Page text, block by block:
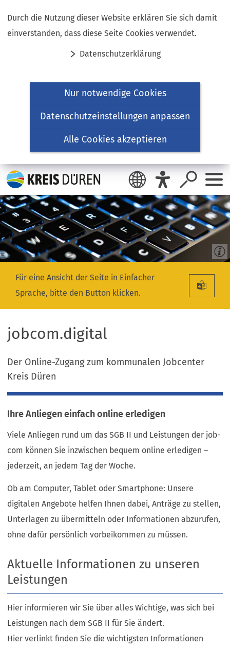
Durch die Nutzung dieser Website erklären Sie sich damit
einverstanden, dass diese Seite Cookies verwendet.
Datenschutzerklärung
Nur notwendige Cookies
Datenschutzeinstellungen anpassen
Alle Cookies akzeptieren
Inhalt anspringen
Für eine Ansicht der Seite in Einfacher
Sprache, bitte den Button klicken.
jobcom.digital
Der Online-Zugang zum kommunalen Jobcenter
Kreis Düren
Ihre Anliegen einfach online erledigen
Viele Anliegen rund um das SGB II und Leistungen der job-
com können Sie inzwischen bequem online erledigen –
jederzeit, an jedem Tag der Woche.
Ob am Computer, Tablet oder Smartphone: Unsere
digitalen Angebote helfen Ihnen dabei, Anträge zu stellen,
Unterlagen zu übermitteln oder Informationen abzurufen,
ohne dafür persönlich vorbeikommen zu müssen.
Aktuelle Informationen zu unseren
Leistungen
Hier informieren wir Sie über alles Wichtige, was sich bei
Leistungen nach dem SGB II für Sie ändert.
Hier verlinkt finden Sie die wichtigsten Informationen